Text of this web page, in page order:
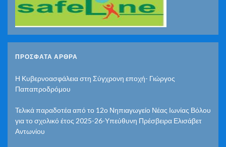
ΠΡΌΣΦΑΤΑ ΆΡΘΡΑ
Η Κυβερνοασφάλεια στη Σύγχρονη εποχή- Γιώργος
Παπαπροδρόμου
Τελικά παραδοτέα από το 12ο Νηπιαγωγείο Νέας Ιωνίας Βόλου
για το σχολικό έτος 2025-26-Υπεύθυνη Πρέσβειρα Ελισάβετ
Αντωνίου